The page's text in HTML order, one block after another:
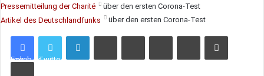
Pressemitteilung der Charité
über den ersten Corona-Test
Artikel des Deutschlandfunks
über den ersten Corona-Test
Facebook Twitter
LinkedInTumblr PinterestReddit VKontakteTeile per E-Mail
Drucken